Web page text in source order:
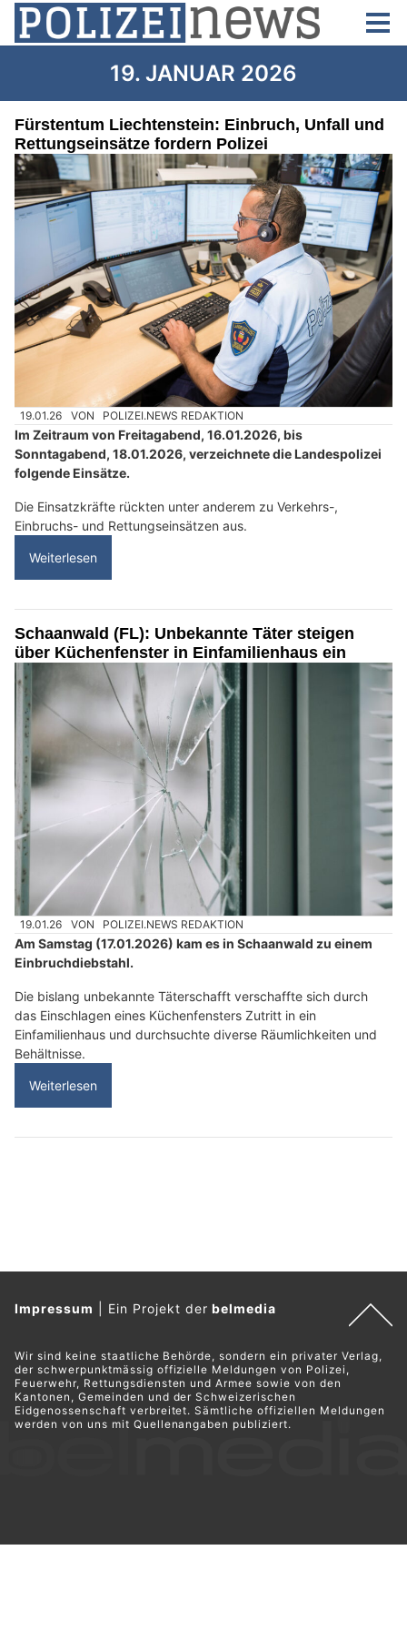
19. JANUAR 2026
Fürstentum Liechtenstein: Einbruch, Unfall und
Rettungseinsätze fordern Polizei
19.01.26 VON POLIZEI.NEWS REDAKTION
Im Zeitraum von Freitagabend, 16.01.2026, bis
Sonntagabend, 18.01.2026, verzeichnete die Landespolizei
folgende Einsätze.
Die Einsatzkräfte rückten unter anderem zu Verkehrs-,
Einbruchs- und Rettungseinsätzen aus.
Weiterlesen
Schaanwald (FL): Unbekannte Täter steigen
über Küchenfenster in Einfamilienhaus ein
19.01.26 VON POLIZEI.NEWS REDAKTION
Am Samstag (17.01.2026) kam es in Schaanwald zu einem
Einbruchdiebstahl.
Die bislang unbekannte Täterschafft verschaffte sich durch
das Einschlagen eines Küchenfensters Zutritt in ein
Einfamilienhaus und durchsuchte diverse Räumlichkeiten und
Behältnisse.
Weiterlesen
Impressum Ein Projekt derbelmedia
Wir sind keine staatliche Behörde, sondern ein privater Verlag,
der schwerpunktmässig offizielle Meldungen von Polizei,
Feuerwehr, Rettungsdiensten und Armee sowie von den
Kantonen, Gemeinden und der Schweizerischen
Eidgenossenschaft verbreitet. Sämtliche offiziellen Meldungen
werden von uns mit Quellenangaben publiziert.